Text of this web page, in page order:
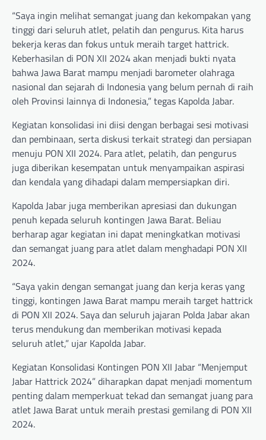
“Saya ingin melihat semangat juang dan kekompakan yang
tinggi dari seluruh atlet, pelatih dan pengurus. Kita harus
bekerja keras dan fokus untuk meraih target hattrick.
Keberhasilan di PON XII 2024 akan menjadi bukti nyata
bahwa Jawa Barat mampu menjadi barometer olahraga
nasional dan sejarah di Indonesia yang belum pernah di raih
oleh Provinsi lainnya di Indonesia,” tegas Kapolda Jabar.
Kegiatan konsolidasi ini diisi dengan berbagai sesi motivasi
dan pembinaan, serta diskusi terkait strategi dan persiapan
menuju PON XII 2024. Para atlet, pelatih, dan pengurus
juga diberikan kesempatan untuk menyampaikan aspirasi
dan kendala yang dihadapi dalam mempersiapkan diri.
Kapolda Jabar juga memberikan apresiasi dan dukungan
penuh kepada seluruh kontingen Jawa Barat. Beliau
berharap agar kegiatan ini dapat meningkatkan motivasi
dan semangat juang para atlet dalam menghadapi PON XII
2024.
“Saya yakin dengan semangat juang dan kerja keras yang
tinggi, kontingen Jawa Barat mampu meraih target hattrick
di PON XII 2024. Saya dan seluruh jajaran Polda Jabar akan
terus mendukung dan memberikan motivasi kepada
seluruh atlet,” ujar Kapolda Jabar.
Kegiatan Konsolidasi Kontingen PON XII Jabar “Menjemput
Jabar Hattrick 2024” diharapkan dapat menjadi momentum
penting dalam memperkuat tekad dan semangat juang para
atlet Jawa Barat untuk meraih prestasi gemilang di PON XII
2024.